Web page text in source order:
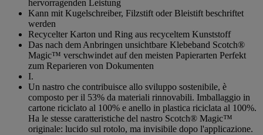
hervorragenden Leistung
Kann mit Kugelschreiber, Filzstift oder Bleistift beschriftet
werden
Recycelter Karton und Ring aus recyceltem Kunststoff
Das nach dem Anbringen unsichtbare Klebeband Scotch®
Magic™ verschwindet auf den meisten Papierarten Perfekt
zum Reparieren von Dokumenten
I.
Un nastro che contribuisce allo sviluppo sostenibile, è
composto per il 53% da materiali rinnovabili. Imballaggio in
cartone riciclato al 100% e anello in plastica riciclata al 100%.
Ha le stesse caratteristiche del nastro Scotch® Magic™
originale: lucido sul rotolo, ma invisibile dopo l'applicazione.